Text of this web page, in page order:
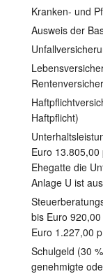
Kranken- und
Ausweis der
Haftpflicht)
Euro
Ehegatte die
Anlage U ist
bis Euro
Euro 1.227,00
Schulgeld (30
genehmigte